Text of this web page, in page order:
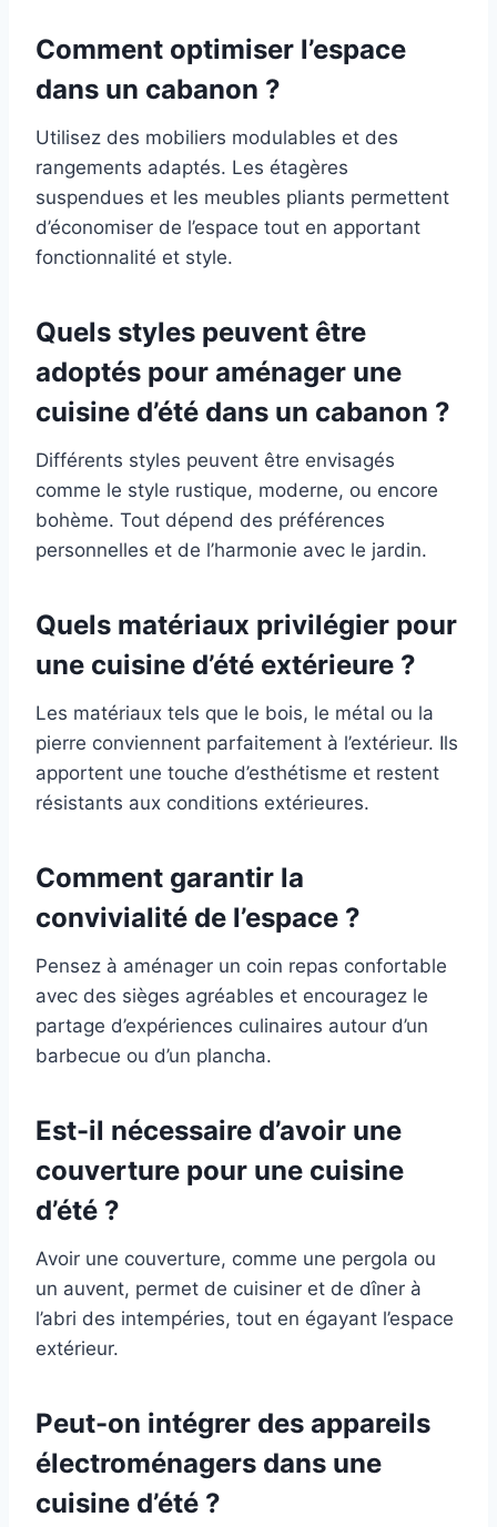
Comment optimiser l’espace
dans un cabanon ?
Utilisez des mobiliers modulables et des
rangements adaptés. Les étagères
suspendues et les meubles pliants permettent
d’économiser de l’espace tout en apportant
fonctionnalité et style.
Quels styles peuvent être
adoptés pour aménager une
cuisine d’été dans un cabanon ?
Différents styles peuvent être envisagés
comme le style rustique, moderne, ou encore
bohème. Tout dépend des préférences
personnelles et de l’harmonie avec le jardin.
Quels matériaux privilégier pour
une cuisine d’été extérieure ?
Les matériaux tels que le bois, le métal ou la
pierre conviennent parfaitement à l’extérieur. Ils
apportent une touche d’esthétisme et restent
résistants aux conditions extérieures.
Comment garantir la
convivialité de l’espace ?
Pensez à aménager un coin repas confortable
avec des sièges agréables et encouragez le
partage d’expériences culinaires autour d’un
barbecue ou d’un plancha.
Est-il nécessaire d’avoir une
couverture pour une cuisine
d’été ?
Avoir une couverture, comme une pergola ou
un auvent, permet de cuisiner et de dîner à
l’abri des intempéries, tout en égayant l’espace
extérieur.
Peut-on intégrer des appareils
électroménagers dans une
cuisine d’été ?